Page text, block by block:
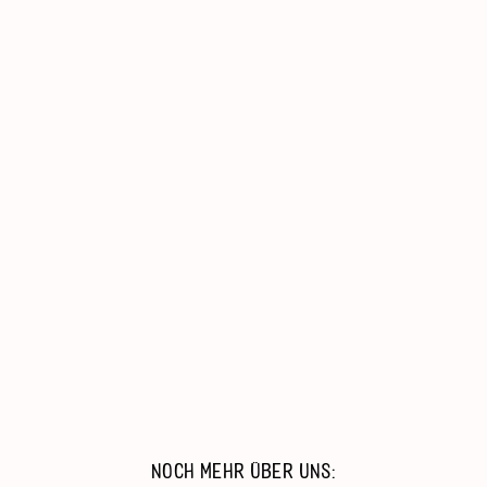
NOCH MEHR ÜBER UNS: